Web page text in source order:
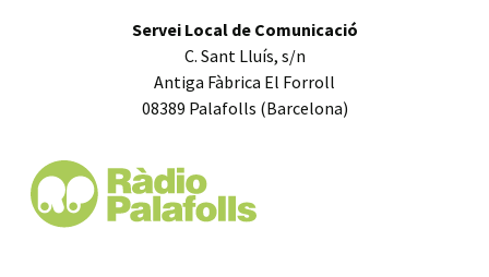
Servei Local de Comunicació
C. Sant Lluís, s/n
Antiga Fàbrica El Forroll
08389 Palafolls (Barcelona)